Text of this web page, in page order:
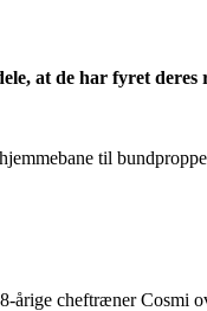
at de har fyret
til
cheftræner Cosmi